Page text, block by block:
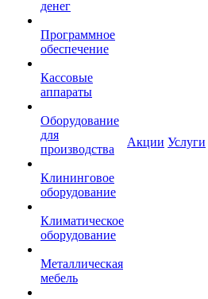
денег
Программное
обеспечение
Кассовые
аппараты
Оборудование
для
производства
Клининговое
оборудование
Климатическое
оборудование
Металлическая
мебель
Акции Услуги